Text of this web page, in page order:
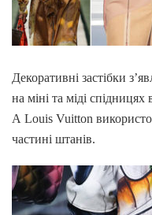
Декоративні застібки
на міні та міді
А Louis Vuitton
частині штанів.